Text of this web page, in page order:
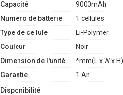
Capacité
9000mAh
Numéro de batterie
1 cellules
Type de cellule
Li-Polymer
Couleur
Noir
Dimension de l'unité
*mm(L x W x H)
Garantie
1 An
Disponibilité